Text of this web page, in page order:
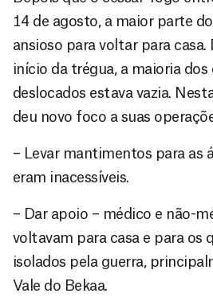
14 de agosto, a maior parte
ansioso para voltar para casa.
início da trégua, a maioria dos
deslocados estava vazia.
deu novo foco a suas
– Levar mantimentos para as
eram inacessíveis.
– Dar apoio – médico e não-
voltavam para casa e para os
isolados pela guerra,
Vale do Bekaa.